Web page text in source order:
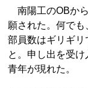
南陽工のOBか
願された。何でも
部員数はギリギリ
と。申し出を受
青年が現れた。